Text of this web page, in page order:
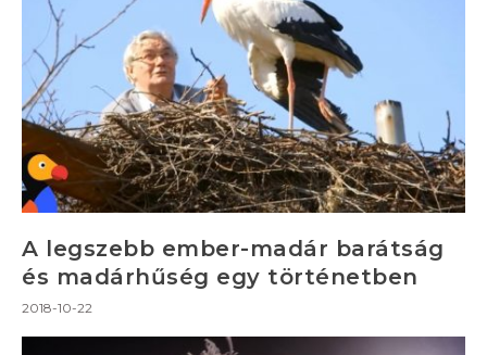
A legszebb ember-madár barátság
és madárhűség egy történetben
2018-10-22